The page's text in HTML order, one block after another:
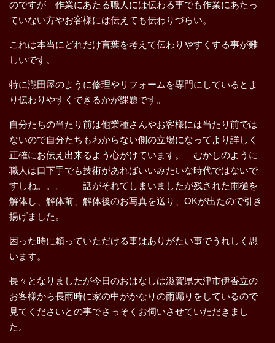
のですが 作業にあたる職人には伝わる事でも作業にあたっ
ていない方やお客様には伝えても伝わりづらい。
これは本当にどれだけ言葉を考えて伝わりやすくする事が難
しいです。
特に瀧田屋のように修理やリフォームを専門にしているとよ
り伝わりやすくできるかが課題です。
自分たちの当たり前は他業種さんやお客様には当たり前では
ないので自分たちもわからない側の立場になってより詳しく
正確にお伝え出来るよう心がけています。 むかしのように
職人は口下手でも技術があればいいみたいな時代ではないで
すしね。。。 話がそれてしまいましたが残された雨樋を
解体し、解体前、解体後のお写真を送り、OKが出たので引き
揚げました。
困った時に頼っていただける事はありがたい事でうれしく思
います。
長々となりましたが今日のおはなしは滋賀県大津市伊香立の
お客様から長雨時に家の中がかなりの雨漏りをしているので
見てくださいとの事でさっそくお伺いさせていただきまし
た。